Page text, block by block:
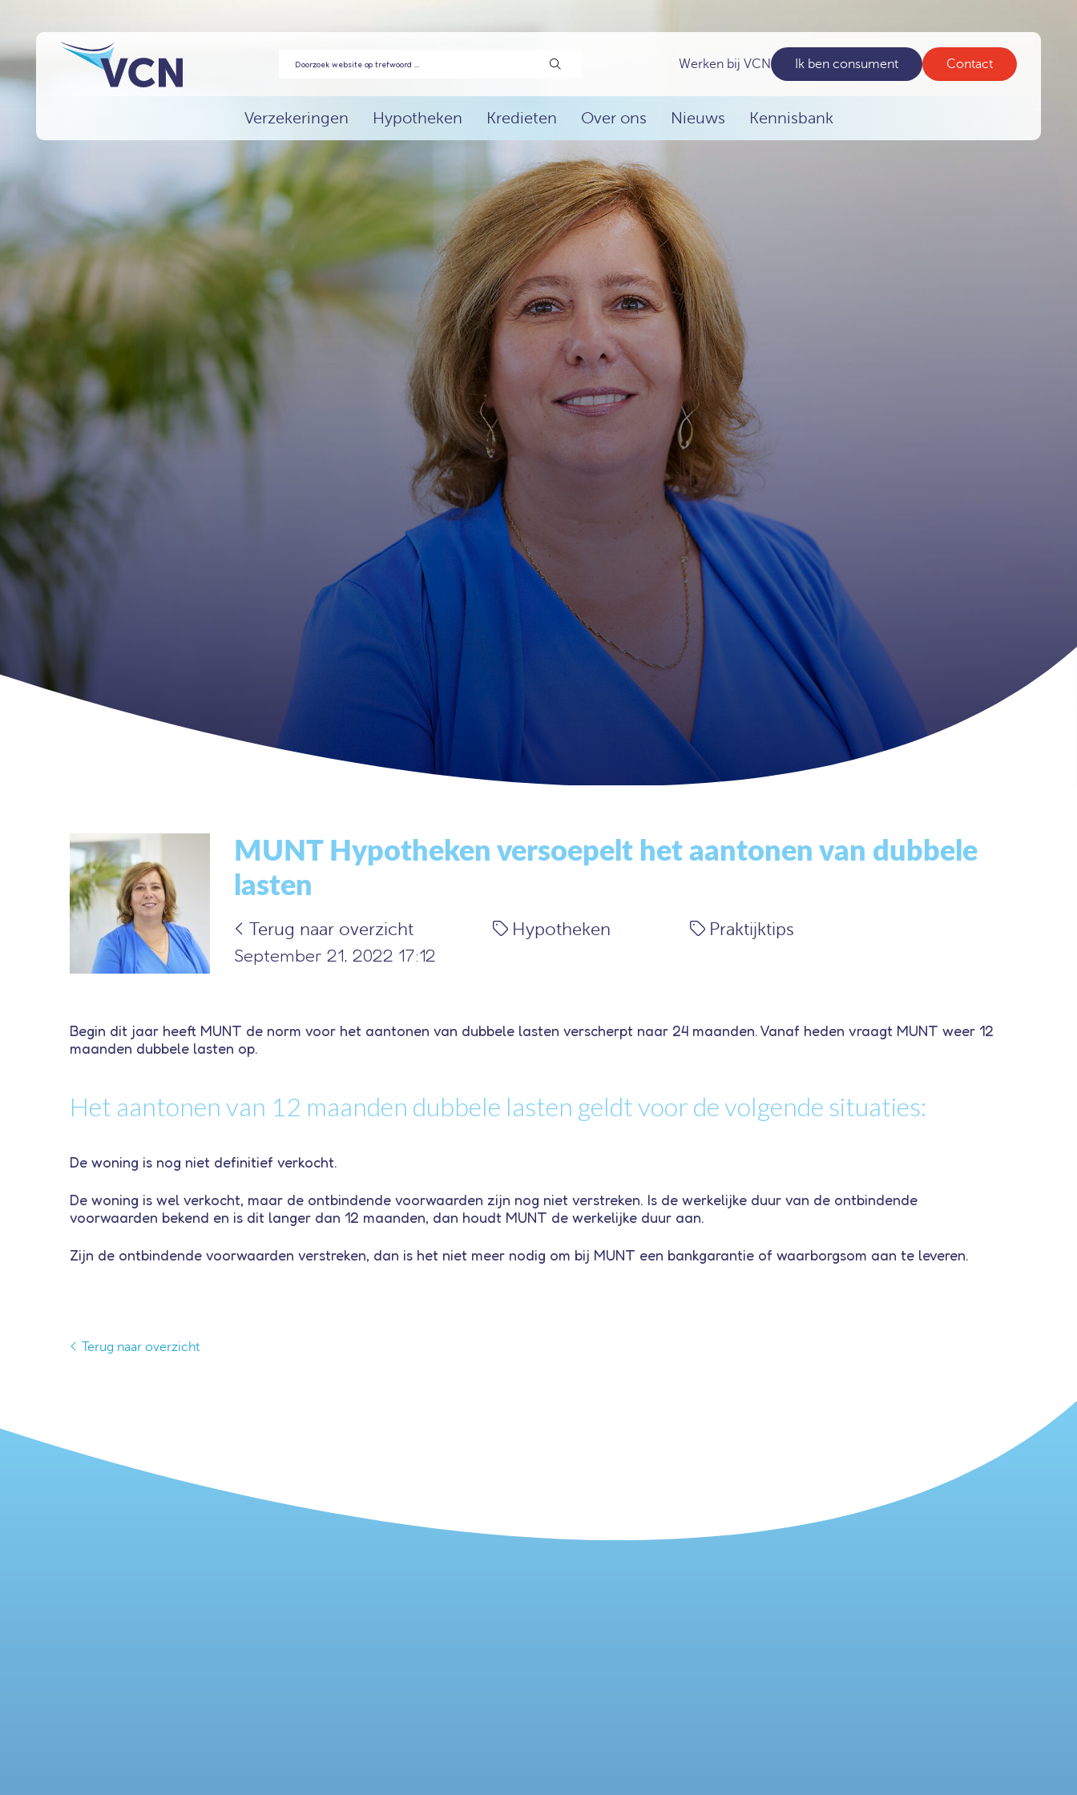
Werken bij VCN Ik ben consument Contact
Verzekeringen Hypotheken Kredieten Over ons Nieuws Kennisbank
MUNT Hypotheken versoepelt het aantonen van dubbele
lasten
Terug naar overzicht Hypotheken Praktijktips
September 21, 2022 17:12
Begin dit jaar heeft MUNT de norm voor het aantonen van dubbele lasten verscherpt naar 24 maanden. Vanaf heden vraagt MUNT weer 12
maanden dubbele lasten op.
Het aantonen van 12 maanden dubbele lasten geldt voor de volgende situaties:
De woning is nog niet definitief verkocht.
De woning is wel verkocht, maar de ontbindende voorwaarden zijn nog niet verstreken. Is de werkelijke duur van de ontbindende
voorwaarden bekend en is dit langer dan 12 maanden, dan houdt MUNT de werkelijke duur aan.
Zijn de ontbindende voorwaarden verstreken, dan is het niet meer nodig om bij MUNT een bankgarantie of waarborgsom aan te leveren.
Terug naar overzicht